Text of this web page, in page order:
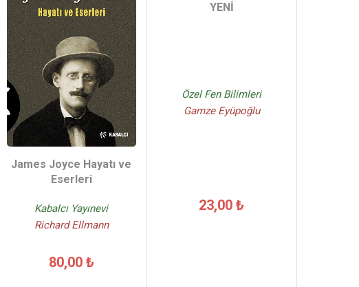
James Joyce Hayatı ve
Eserleri
Kabalcı Yayınevi
Richard Ellmann
80,00 ₺
YENİ
Özel Fen Bilimleri
Gamze Eyüpoğlu
23,00 ₺